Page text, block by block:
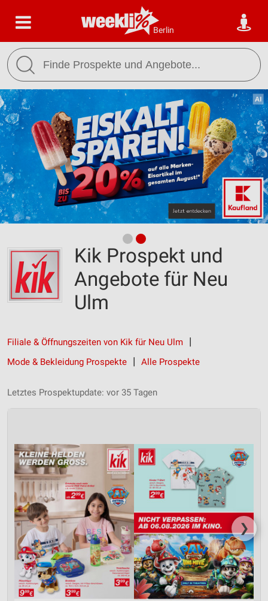
Berlin
Kik Prospekt und
Angebote für Neu
Ulm
Filiale & Öffnungszeiten von Kik für Neu Ulm
Mode & Bekleidung Prospekte
Alle Prospekte
Letztes Prospektupdate: vor 35 Tagen
❯